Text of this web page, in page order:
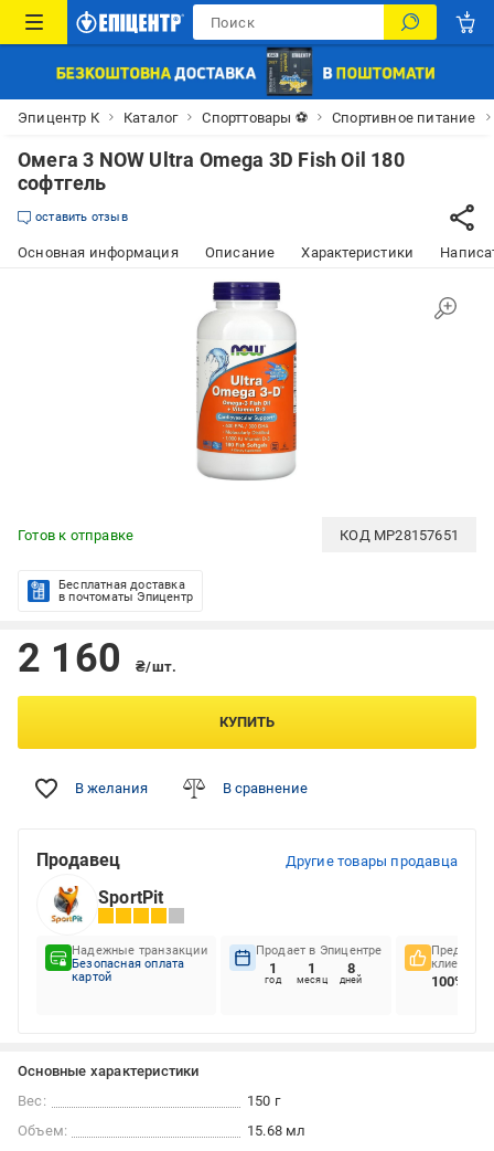
Эпицентр К Каталог Спорттовары ⚽ Спортивное питание
Омега 3 NOW Ultra Omega 3D Fish Oil 180
софтгель
оставить отзыв
Основная информация Описание Характеристики
Готов к отправке КОД MP28157651
Бесплатная доставка
в почтоматы Эпицентр
2 160 ₴/шт.
КУПИТЬ
В желания В сравнение
Продавец Другие товары продавца
SportPit
Надежные транзакции
Безопасная оплата
картой
Продает в Эпицентре
1
год
1
месяц
8
дней
клиентов
100%
Основные характеристики
Вес:
150 г
Объем:
15.68 мл